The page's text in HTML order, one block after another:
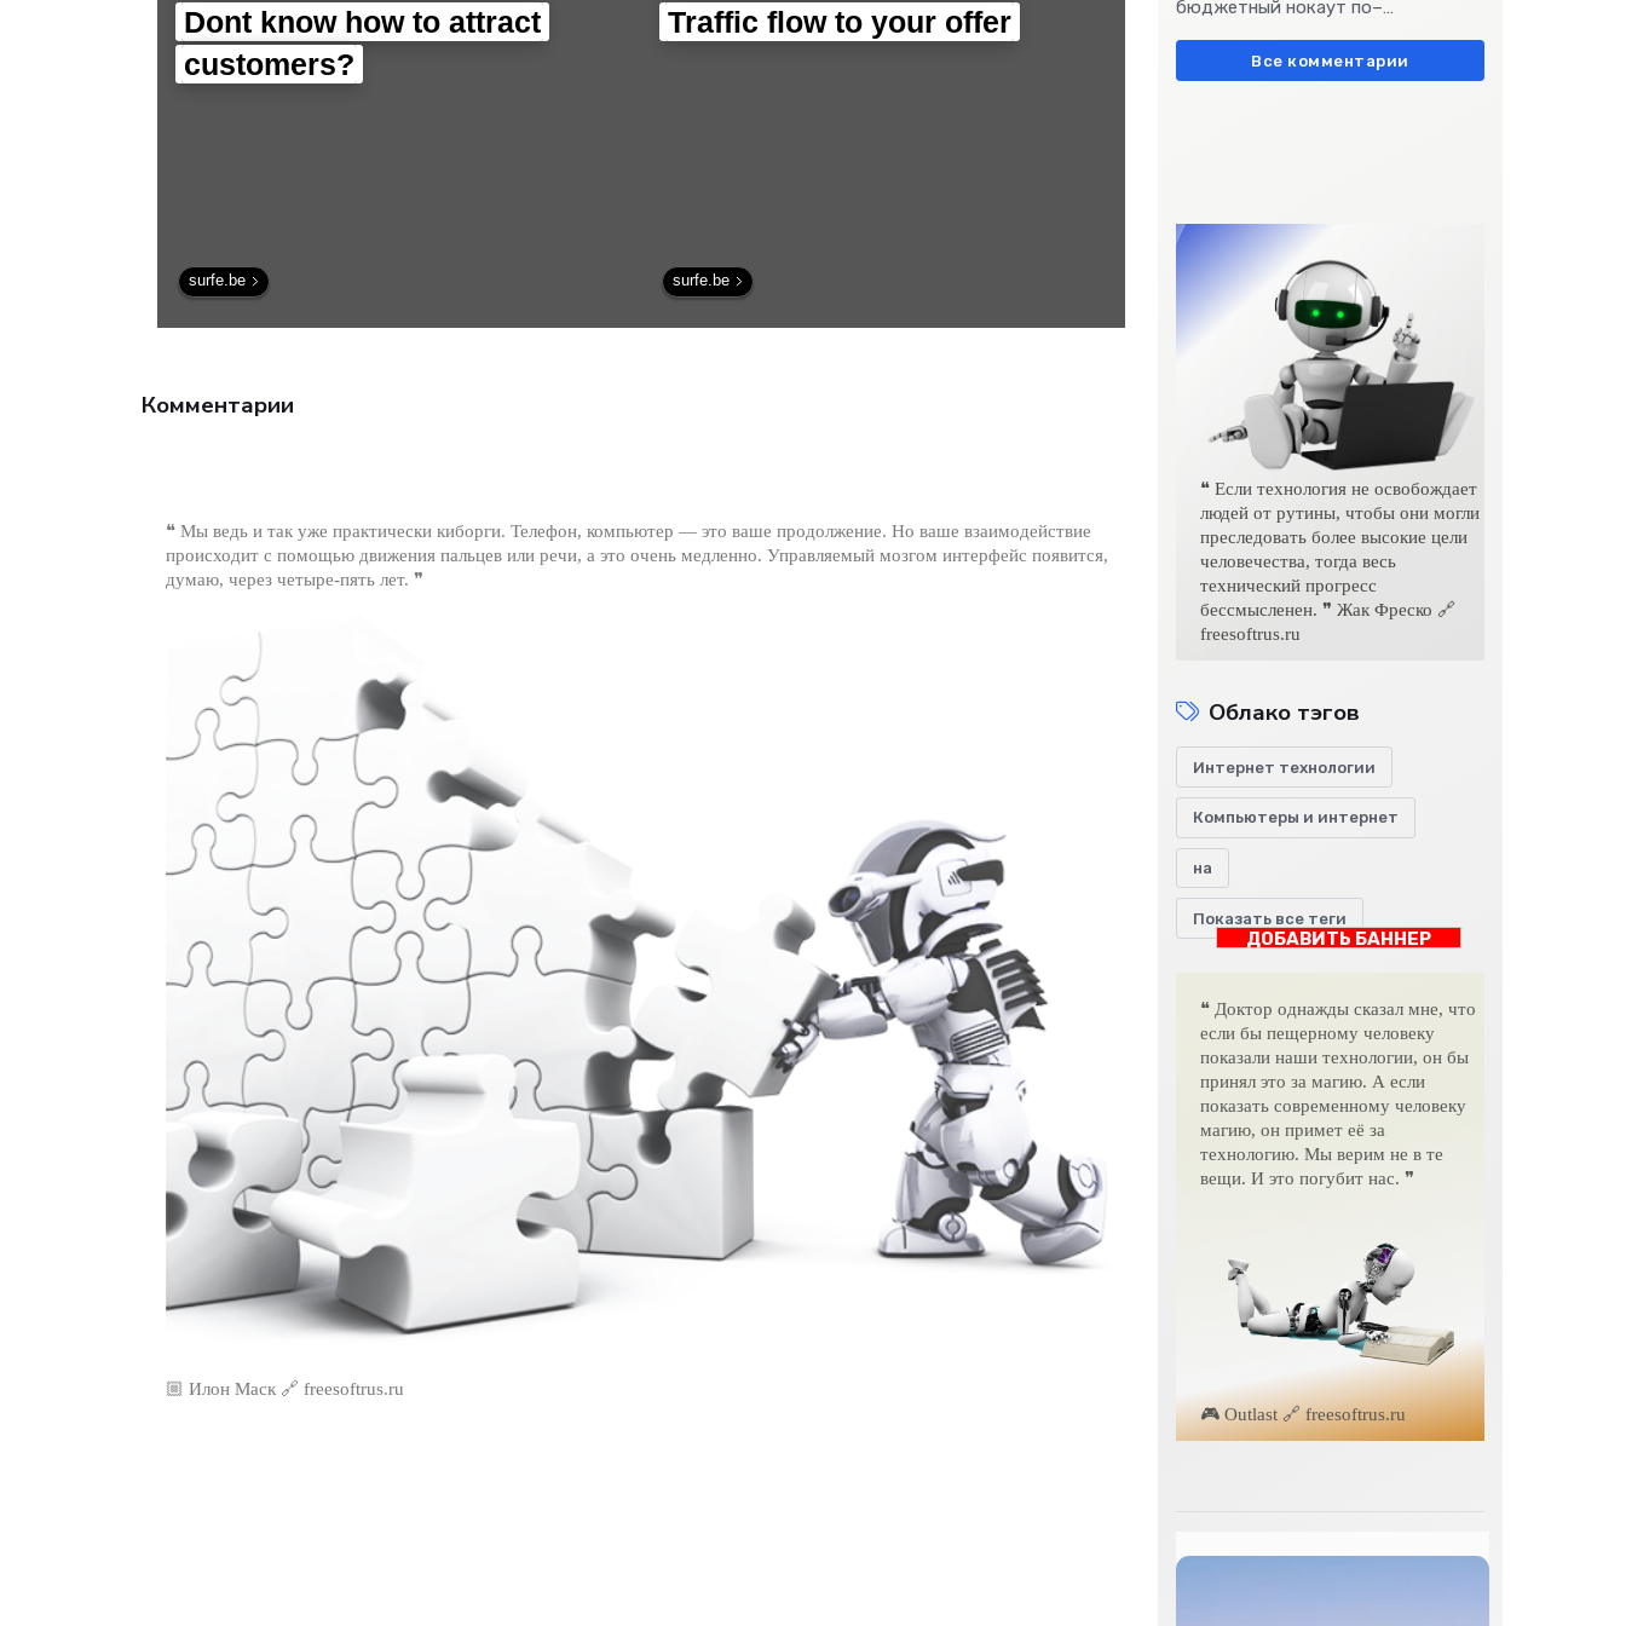
технологии.
мирового интернет-
трафика - Интернет
Dont know how to attract
customers?
surfe.be
Traffic flow to your offer
surfe.be
Комментарии
❝ Мы ведь и так уже практически киборги. Телефон, компьютер — это ваше продолжение. Но ваше взаимодействие
происходит с помощью движения пальцев или речи, а это очень медленно. Управляемый мозгом интерфейс появится,
думаю, через четыре-пять лет. ❞
🏼 Илон Маск 🔗 freesoftrus.ru
бюджетный нокаут по–
подчеркивает остроту
Все комментарии
❝ Если технология не освобождает
людей от рутины, чтобы они могли
преследовать более высокие цели
человечества, тогда весь
технический прогресс
бессмысленен. ❞ Жак Фреско 🔗
freesoftrus.ru
Облако тэгов
Интернет технологии
Компьютеры и интернет
на
Показать все теги
ДОБАВИТЬ БАННЕР
❝ Доктор однажды сказал мне, что
если бы пещерному человеку
показали наши технологии, он бы
принял это за магию. А если
показать современному человеку
магию, он примет её за
технологию. Мы верим не в те
вещи. И это погубит нас. ❞
🎮 Outlast 🔗 freesoftrus.ru